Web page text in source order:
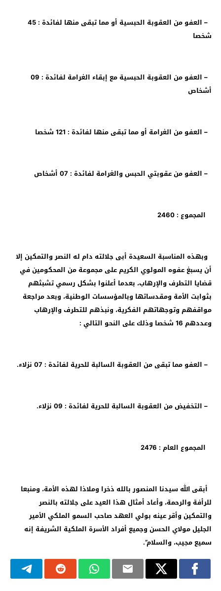
– العفو من العقوبة الحبسية أو مما تبقى منها لفائدة : 45
شخصا
– العفو من العقوبة الحبسية مع إبقاء الغرامة لفائدة : 09
أشخاص
– العفو من الغرامة أو مما تبقى منها لفائدة : 121 شخصا
– العفو من عقوبتي الحبس والغرامة لفائدة : 07 أشخاص
المجموع : 2460
وبهذه المناسبة السعيدة أبى جلالته دام له النصر والتمكين إلا
أن يسبغ عفوه المولوي الكريم على مجموعة من المحكومين في
قضايا التطرف والإرهاب، بعدما أعلنوا بشكل رسمي تشبثهم
بثوابت الأمة ومقدساتها وبالمؤسسات الوطنية، وبعد مراجعة
مواقفهم وتوجهاتهم الفكرية، ونبذهم للتطرف والإرهاب
وعددهم 16 شخصا وذلك على النحو التالي :
– العفو مما تبقى من العقوبة السالبة للحرية لفائدة : 07 نزلاء.
– التخفيض من العقوبة السالبة للحرية لفائدة : 09 نزلاء.
المجموع العام : 2476
أبقى الله سيدنا المنصور بالله ذخرا وملاذا لهذه الأمة، ومنبعا
للرأفة والرحمة، وأعاد أمثال هذا العيد على جلالته بالنصر
والتمكين وأقر عينه بولي العهد صاحب السمو الملكي الأمير
الجليل مولاي الحسن وجميع أفراد الأسرة الملكية الشريفة إنه
سميع مجيب، والسلام”.